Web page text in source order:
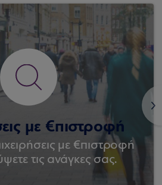
με €πιστροφή
με €πιστροφή
τις ανάγκες σας.
>